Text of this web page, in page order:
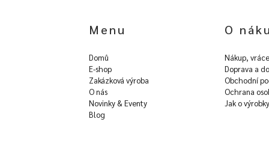
Menu
Domů
E-shop
Zakázková výroba
O nás
Novinky & Eventy
Blog
O
Nákup,
Doprava a
Obchodní
Ochrana
Jak o